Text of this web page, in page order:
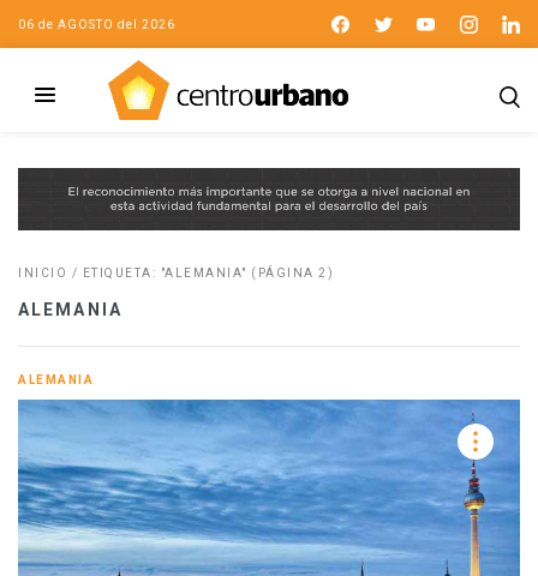
06 de AGOSTO del 2026
INICIO / ETIQUETA: "ALEMANIA" (PÁGINA 2)
ALEMANIA
ALEMANIA